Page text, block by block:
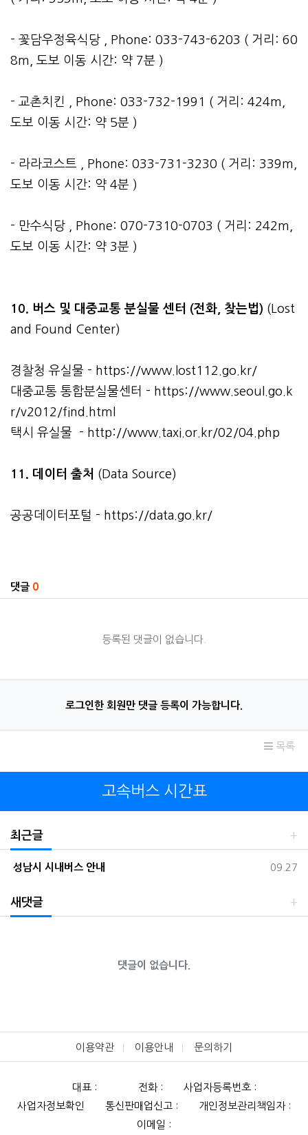
- 꽃담우정육식당 , Phone: 033-743-6203 ( 거리: 60
8m, 도보 이동 시간: 약 7분 )
- 교촌치킨 , Phone: 033-732-1991 ( 거리: 424m,
도보 이동 시간: 약 5분 )
- 라라코스트 , Phone: 033-731-3230 ( 거리: 339m,
도보 이동 시간: 약 4분 )
- 만수식당 , Phone: 070-7310-0703 ( 거리: 242m,
도보 이동 시간: 약 3분 )
10. 버스 및 대중교통 분실물 센터 (전화, 찾는법) (Lost
and Found Center)
경찰청 유실물 - https://www.lost112.go.kr/
대중교통 통합분실물센터 - https://www.seoul.go.k
r/v2012/find.html
택시 유실물 - http://www.taxi.or.kr/02/04.php
11. 데이터 출처 (Data Source)
공공데이터포털 - https://data.go.kr/
댓글 0
등록된 댓글이 없습니다.
로그인한 회원만 댓글 등록이 가능합니다.
목록
고속버스 시간표
최근글
등록일
09.27
성남시 시내버스 안내
새댓글
댓글이 없습니다.
이용약관 이용안내 문의하기
대표 : 전화 :
사업자등록번호 :
사업자정보확인
통신판매업신고 :
개인정보관리책임자 :
이메일 :